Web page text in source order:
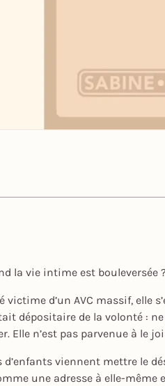
la vie intime est bouleversée
d’un AVC massif, elle
dépositaire de la volonté :
Elle n’est pas parvenue à le
viennent mettre le
une adresse à elle-